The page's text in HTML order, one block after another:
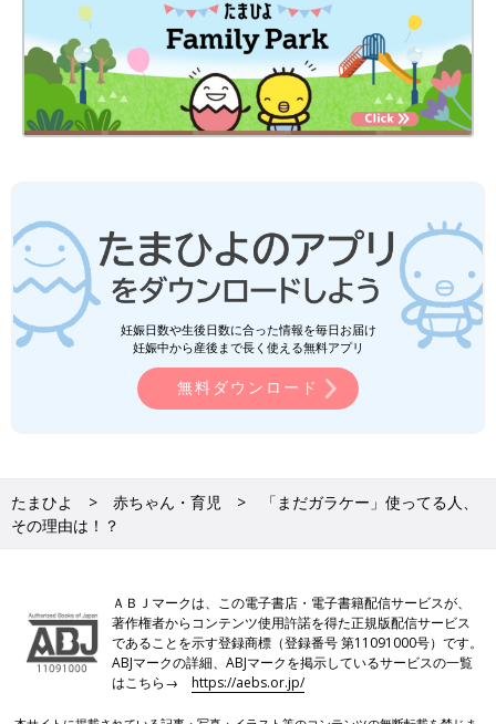
妊娠日数や生後日数に合った情報を毎日お届け
妊娠中から産後まで長く使える無料アプリ
無料ダウンロード
たまひよ 赤ちゃん・育児
「まだガラケー」使ってる人、
その理由は！？
ＡＢＪマークは、この電子書店・電子書籍配信サービスが、
著作権者からコンテンツ使用許諾を得た正規版配信サービス
であることを示す登録商標（登録番号 第11091000号）です。
ABJマークの詳細、ABJマークを掲示しているサービスの一覧
はこちら→https://aebs.or.jp/